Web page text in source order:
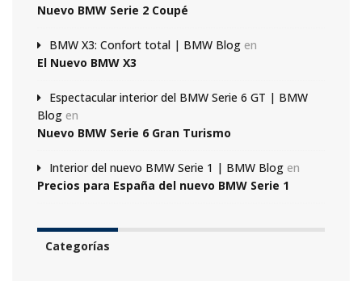
Nuevo BMW Serie 2 Coupé
BMW X3: Confort total | BMW Blog en
El Nuevo BMW X3
Espectacular interior del BMW Serie 6 GT | BMW
Blog en
Nuevo BMW Serie 6 Gran Turismo
Interior del nuevo BMW Serie 1 | BMW Blog en
Precios para España del nuevo BMW Serie 1
Categorías